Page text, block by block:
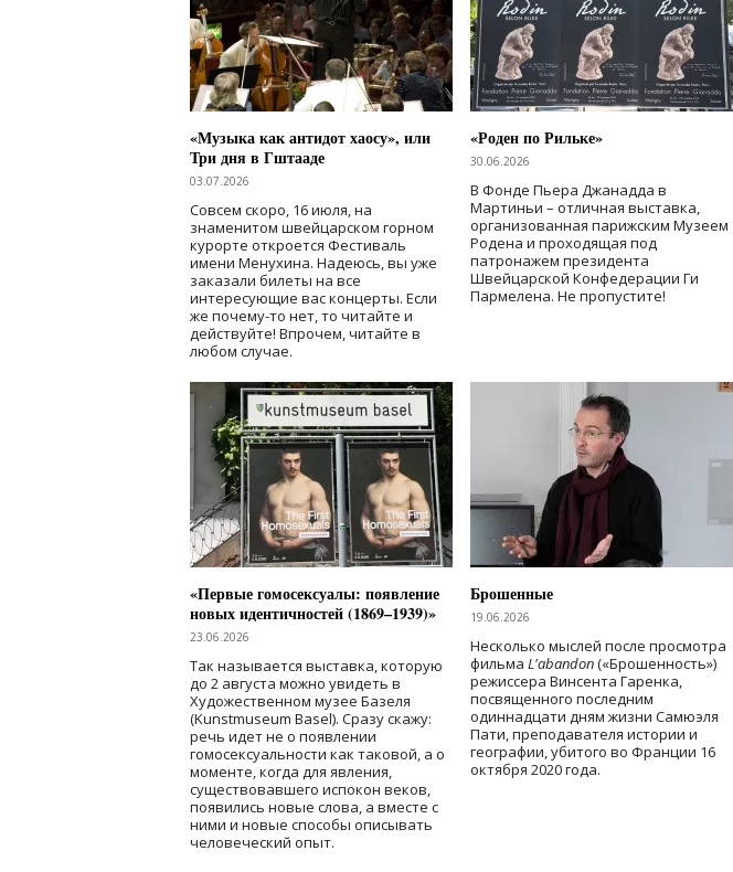
«Музыка как антидот хаосу», или
Три дня в Гштааде
03.07.2026
Совсем скоро, 16 июля, на
знаменитом швейцарском горном
курорте откроется Фестиваль
имени Менухина. Надеюсь, вы уже
заказали билеты на все
интересующие вас концерты. Если
же почему-то нет, то читайте и
действуйте! Впрочем, читайте в
любом случае.
«Роден по Рильке»
30.06.2026
В Фонде Пьера Джанадда в
Мартиньи – отличная выставка,
организованная парижским Музеем
Родена и проходящая под
патронажем президента
Швейцарской Конфедерации Ги
Пармелена. Не пропустите!
«Первые гомосексуалы: появление
новых идентичностей (1869–1939)»
23.06.2026
Так называется выставка, которую
до 2 августа можно увидеть в
Художественном музее Базеля
(Kunstmuseum Basel). Сразу скажу:
речь идет не о появлении
гомосексуальности как таковой, а о
моменте, когда для явления,
существовавшего испокон веков,
появились новые слова, а вместе с
ними и новые способы описывать
человеческий опыт.
Брошенные
19.06.2026
Несколько мыслей после просмотра
фильма L'abandon(«Брошенность»)
режиссера Винсента Гаренка,
посвященного последним
одиннадцати дням жизни Самюэля
Пати, преподавателя истории и
географии, убитого во Франции 16
октября 2020 года.